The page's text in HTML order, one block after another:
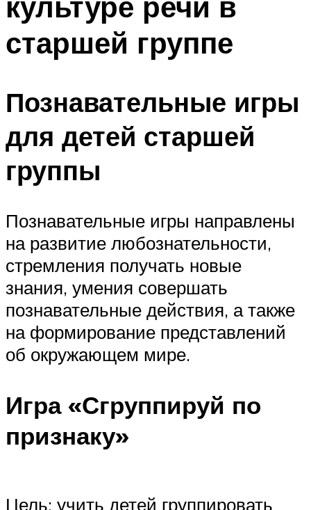
старшей группе
Познавательные игры
для детей старшей
группы
Познавательные игры направлены
на развитие любознательности,
стремления получать новые
знания, умения совершать
познавательные действия, а также
на формирование представлений
об окружающем мире.
Игра «Сгруппируй по
признаку»
Цель: учить детей группировать